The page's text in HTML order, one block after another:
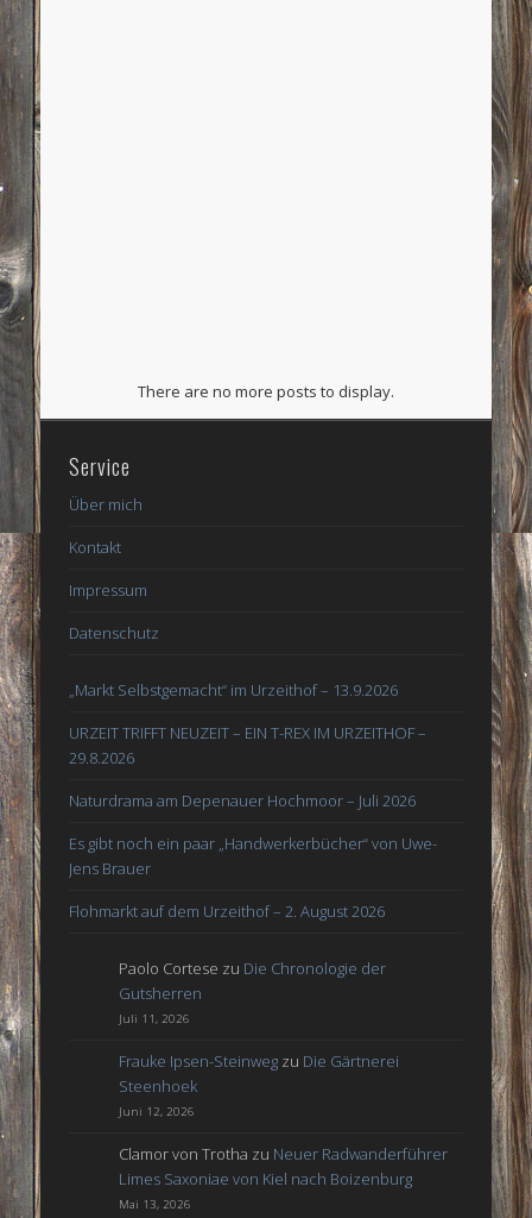
There are no more posts to display.
Service
Über mich
Kontakt
Impressum
Datenschutz
„Markt Selbstgemacht“ im Urzeithof – 13.9.2026
URZEIT TRIFFT NEUZEIT – EIN T-REX IM URZEITHOF –
29.8.2026
Naturdrama am Depenauer Hochmoor – Juli 2026
Es gibt noch ein paar „Handwerkerbücher“ von Uwe-
Jens Brauer
Flohmarkt auf dem Urzeithof – 2. August 2026
Paolo Cortese zu Die Chronologie der
Gutsherren
Juli 11, 2026
Frauke Ipsen-Steinweg zu Die Gärtnerei
Steenhoek
Juni 12, 2026
Clamor von Trotha zu Neuer Radwanderführer
Limes Saxoniae von Kiel nach Boizenburg
Mai 13, 2026